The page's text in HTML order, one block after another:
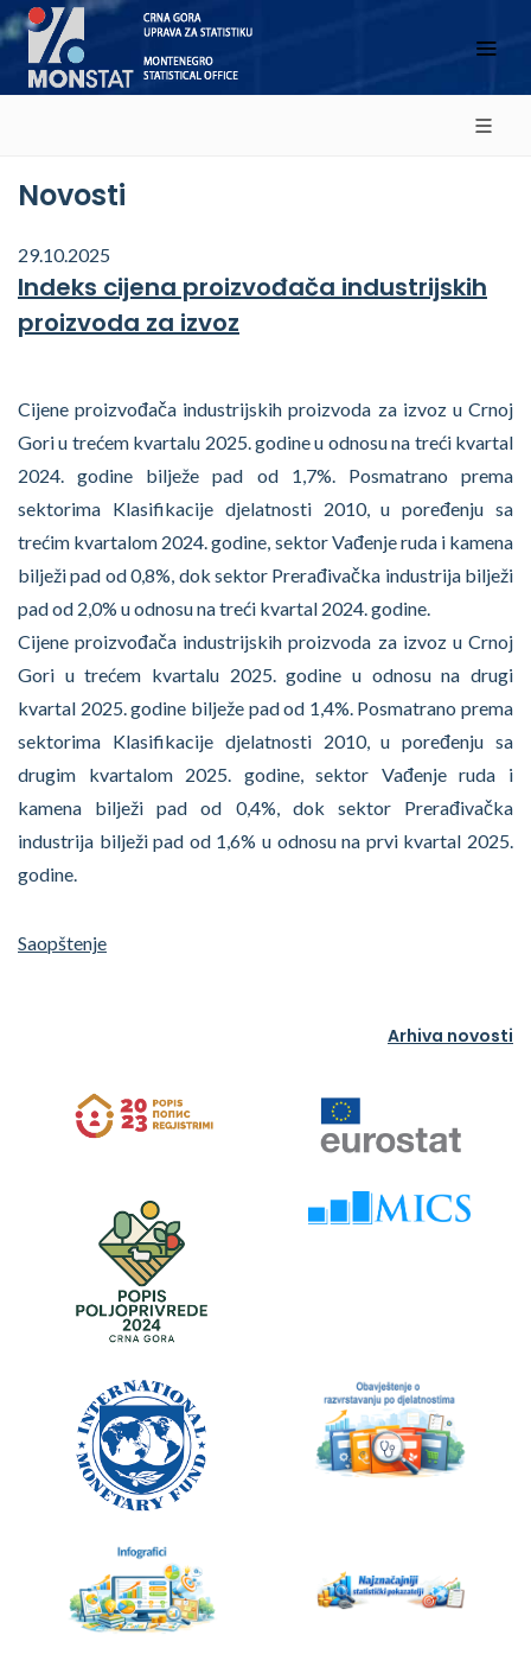
Novosti
29.10.2025
Indeks cijena proizvođača industrijskih
proizvoda za izvoz
Cijene proizvođača industrijskih proizvoda za izvoz u Crnoj
Gori u trećem kvartalu 2025. godine u odnosu na treći kvartal
2024. godine bilježe pad od 1,7%. Posmatrano prema
sektorima Klasifikacije djelatnosti 2010, u poređenju sa
trećim kvartalom 2024. godine, sektor Vađenje ruda i kamena
bilježi pad od 0,8%, dok sektor Prerađivačka industrija bilježi
pad od 2,0% u odnosu na treći kvartal 2024. godine.
Cijene proizvođača industrijskih proizvoda za izvoz u Crnoj
Gori u trećem kvartalu 2025. godine u odnosu na drugi
kvartal 2025. godine bilježe pad od 1,4%. Posmatrano prema
sektorima Klasifikacije djelatnosti 2010, u poređenju sa
drugim kvartalom 2025. godine, sektor Vađenje ruda i
kamena bilježi pad od 0,4%, dok sektor Prerađivačka
industrija bilježi pad od 1,6% u odnosu na prvi kvartal 2025.
godine.
Saopštenje
Arhiva novosti